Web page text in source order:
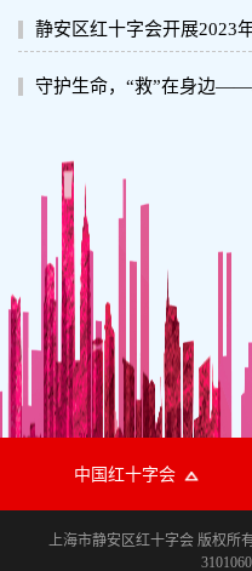
中国红十字会
上海市静安区红十字会 版权所